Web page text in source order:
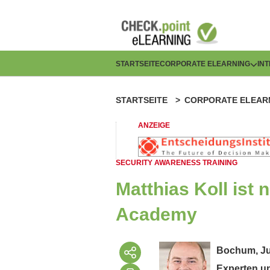
H
p
t
n
a
i
STARTSEITECORPORATE ELEARNING
P
f
a
d
n
v
STARTSEITE CORPORATE
ANZEIGE
SECURITY AWARENESS TRAINING
Matthias Koll ist
Academy
Bochum,